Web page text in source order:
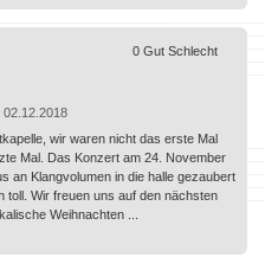
02.12.2018
wir waren nicht das erste Mal
Mal. Das Konzert am 24. November
an Klangvolumen in die halle gezaubert
toll. Wir freuen uns auf den nächsten
Weihnachten ...
0 Gut Schlecht